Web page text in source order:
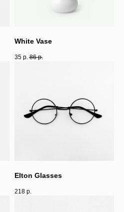
White Vase
35 р. 86 р.
Elton Glasses
218 р.